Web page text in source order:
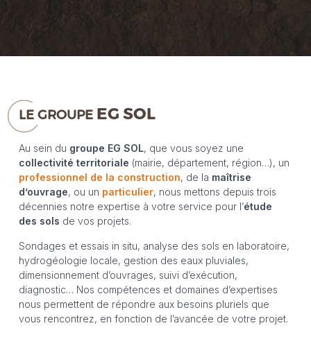
LE GROUPEEG SOL
Au sein du groupe EG SOL, que vous soyez une
collectivité territoriale (mairie, département, région…), un
professionnel de la construction, de la maîtrise
d’ouvrage, ou un particulier, nous mettons depuis trois
décennies notre expertise à votre service pour l’étude
des sols de vos projets.
Sondages et essais in situ, analyse des sols en laboratoire,
hydrogéologie locale, gestion des eaux pluviales,
dimensionnement d’ouvrages, suivi d’exécution,
diagnostic… Nos compétences et domaines d’expertises
nous permettent de répondre aux besoins pluriels que
vous rencontrez, en fonction de l’avancée de votre projet.